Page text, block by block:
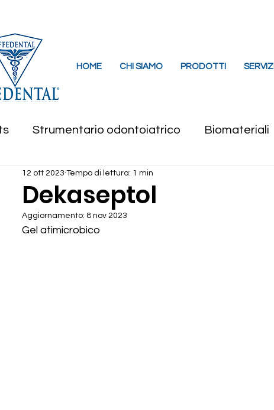
HOME CHI SIAMO PRODOTTI SERVIZI
Strumentario odontoiatrico Biomateriali
e scalers Frese diamantate e chirurgiche
Chirurgico
Dekaseptol
12 ott 2023 Tempo di lettura: 1 min
Aggiornamento: 8 nov 2023
Gel atimicrobico